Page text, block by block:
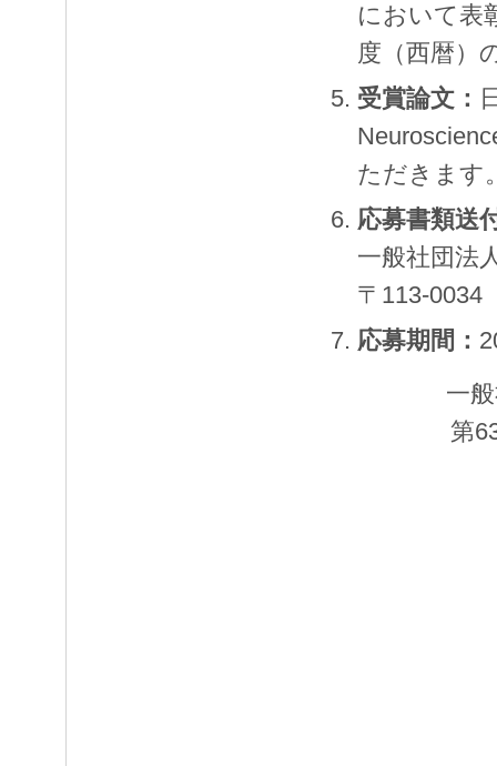
において表
度（西暦）
受賞論文：
ただきます
応募書類送
一般社団法
〒113-
応募期間：
一
第